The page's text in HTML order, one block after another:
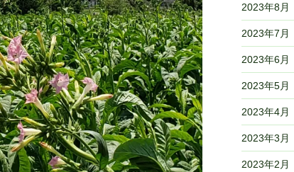
2023年8月
2023年7月
2023年6月
2023年5月
2023年4月
2023年3月
2023年2月